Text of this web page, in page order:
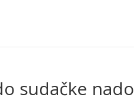
sudačke